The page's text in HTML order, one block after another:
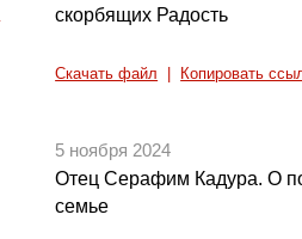
скорбящих Радость
Скачать файл Копировать
5 ноября 2024
Отец Серафим Кадура. О
семье